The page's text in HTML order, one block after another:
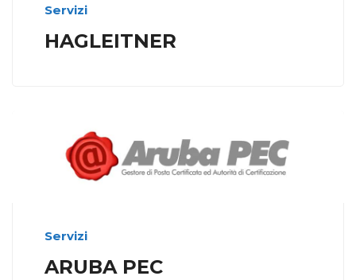
Servizi
HAGLEITNER
Servizi
ARUBA PEC